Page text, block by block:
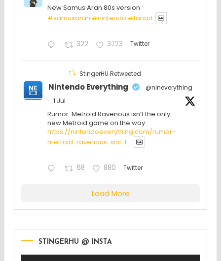
New Samus Aran 80s version
#samusaran #nintendo #fanartㅤㅤㅤㅤ
322 3723 Twitter
StingerHU Retweeted
Nintendo Everything
@nineverything
·
1 Jul
Rumor: Metroid Ravenous isn’t the only
new Metroid game on the way
https://nintendoeverything.com/rumor-
metroid-ravenous-isnt-t...
68 880 Twitter
Load More
STINGERHU @ INSTA